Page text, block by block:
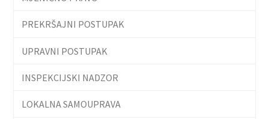
PREKRŠAJNI POSTUPAK
UPRAVNI POSTUPAK
INSPEKCIJSKI NADZOR
LOKALNA SAMOUPRAVA